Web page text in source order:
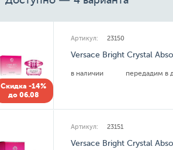
Скидка -14%
до 06.08
Артикул: 23150
Versace Bright Crystal
в наличии передадим в
Артикул: 23151
Versace Bright Crystal